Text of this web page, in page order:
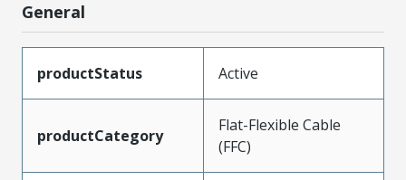
General
productStatus Active
productCategory
Flat-Flexible Cable
(FFC)